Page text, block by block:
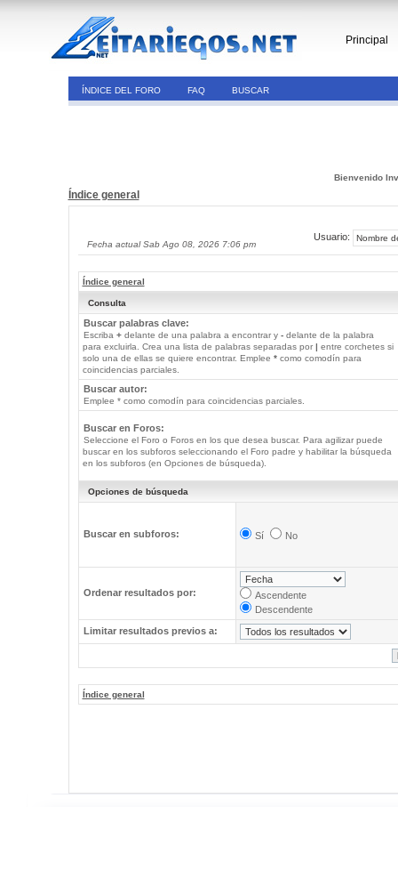
Principal
ÍNDICE DEL FORO FAQ BUSCAR
Bienvenido
Índice general
Fecha actual Sab Ago 08, 2026 7:06 pm
Usuario:
Índice general
Consulta
Buscar palabras clave:
Escriba +delante de una palabra a encontrar y -delante de la palabra
para excluirla. Crea una lista de palabras separadas por | entre corchetes si
solo una de ellas se quiere encontrar. Emplee *como comodín para
coincidencias parciales.
Buscar autor:
Emplee * como comodín para coincidencias parciales.
Buscar en Foros:
Seleccione el Foro o Foros en los que desea buscar. Para agilizar puede
buscar en los subforos seleccionando el Foro padre y habilitar la búsqueda
en los subforos (en Opciones de búsqueda).
Opciones de búsqueda
Buscar en subforos: Sí No
Ordenar resultados por:
Ascendente
Descendente
Limitar resultados previos a:
Índice general